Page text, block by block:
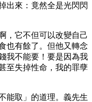
出來：竟然全是光閃閃
，它不但可以改變自己
也有餘了。但他又轉念
我不能要！要是因為我
至失掉性命，我的罪孽
能取」的道理。義先生